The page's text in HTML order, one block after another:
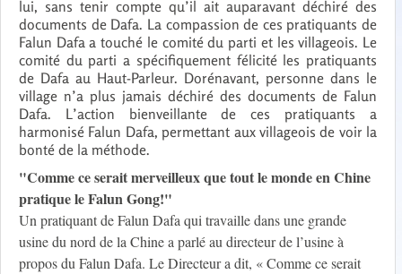
lui, sans tenir compte qu’il ait auparavant déchiré des
documents de Dafa. La compassion de ces pratiquants de
Falun Dafa a touché le comité du parti et les villageois. Le
comité du parti a spécifiquement félicité les pratiquants
de Dafa au Haut-Parleur. Dorénavant, personne dans le
village n’a plus jamais déchiré des documents de Falun
Dafa. L’action bienveillante de ces pratiquants a
harmonisé Falun Dafa, permettant aux villageois de voir la
bonté de la méthode.
"Comme ce serait merveilleux que tout le monde en Chine
pratique le Falun Gong!"
Un pratiquant de Falun Dafa qui travaille dans une grande
usine du nord de la Chine a parlé au directeur de l’usine à
propos du Falun Dafa. Le Directeur a dit, « Comme ce serait